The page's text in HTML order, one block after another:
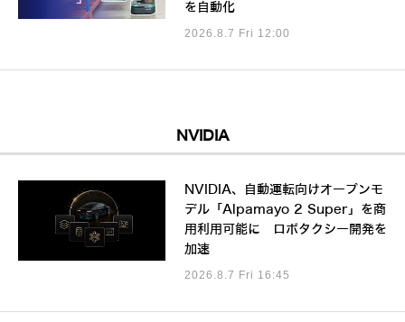
を自動化
2026.8.7 Fri 12:00
NVIDIA
NVIDIA、自動運転向けオープンモ
デル「Alpamayo 2 Super」を商
用利用可能に ロボタクシー開発を
加速
2026.8.7 Fri 16:45